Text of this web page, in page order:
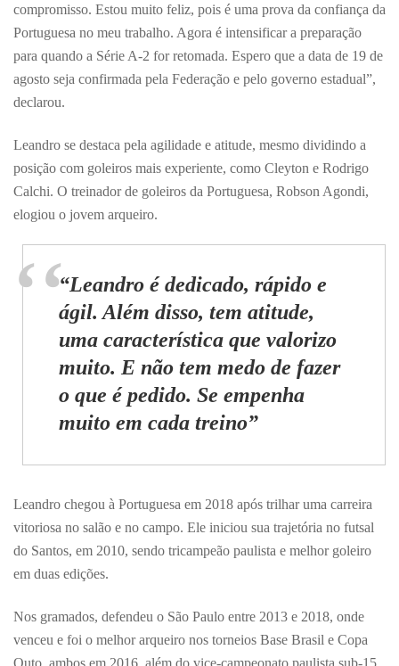
compromisso. Estou muito feliz, pois é uma prova da confiança da
Portuguesa no meu trabalho. Agora é intensificar a preparação
para quando a Série A-2 for retomada. Espero que a data de 19 de
agosto seja confirmada pela Federação e pelo governo estadual”,
declarou.
Leandro se destaca pela agilidade e atitude, mesmo dividindo a
posição com goleiros mais experiente, como Cleyton e Rodrigo
Calchi. O treinador de goleiros da Portuguesa, Robson Agondi,
elogiou o jovem arqueiro.
“Leandro é dedicado, rápido e
ágil. Além disso, tem atitude,
uma característica que valorizo
muito. E não tem medo de fazer
o que é pedido. Se empenha
muito em cada treino”
Leandro chegou à Portuguesa em 2018 após trilhar uma carreira
vitoriosa no salão e no campo. Ele iniciou sua trajetória no futsal
do Santos, em 2010, sendo tricampeão paulista e melhor goleiro
em duas edições.
Nos gramados, defendeu o São Paulo entre 2013 e 2018, onde
venceu e foi o melhor arqueiro nos torneios Base Brasil e Copa
Outo, ambos em 2016, além do vice-campeonato paulista sub-15